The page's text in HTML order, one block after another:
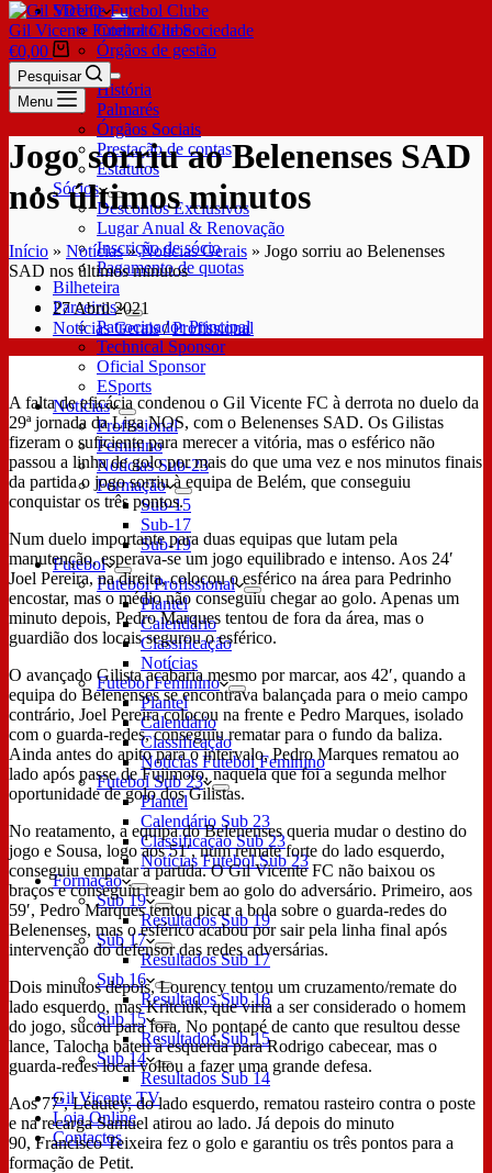
SDUQ
Contrato de Sociedade
Órgãos de gestão
Clube
História
Palmarés
Órgãos Sociais
Prestação de contas
Estatutos
Sócios
Descontos Exclusivos
Lugar Anual & Renovação
Inscrição de sócio
Pagamento de quotas
Bilheteira
Parceiros
Patrocinador Principal
Technical Sponsor
Oficial Sponsor
ESports
Notícias
Profissional
Feminino
Notícias Sub-23
Formação
Sub-15
Sub-17
Sub-19
Futebol
Futebol Profissional
Plantel
Calendário
Classificação
Notícias
Futebol Feminino
Plantel
Calendário
Classificação
Notícias Futebol Feminino
Futebol Sub 23
Plantel
Calendário Sub 23
Classificação Sub 23
Notícias Futebol Sub 23
Formação
Sub 19
Resultados Sub 19
Sub 17
Resultados Sub 17
Sub 16
Resultados Sub 16
Sub 15
Resultados Sub 15
Sub 14
Resultados Sub 14
Gil Vicente TV
Loja Online
Contactos
Gil Vicente Futebol Clube
€0,00
Pesquisar
Menu
Jogo sorriu ao Belenenses SAD
nos últimos minutos
Início » Notícias»Notícias Gerais » Jogo sorriu ao Belenenses
SAD nos últimos minutos
27 Abril 2021
Notícias Gerais/Profissional
A falta de eficácia condenou o Gil Vicente FC à derrota no duelo da
29ª jornada da Liga NOS, com o Belenenses SAD. Os Gilistas
fizeram o suficiente para merecer a vitória, mas o esférico não
passou a linha de golo por mais do que uma vez e nos minutos finais
da partida o jogo sorriu à equipa de Belém, que conseguiu
conquistar os três pontos.
Num duelo importante para duas equipas que lutam pela
manutenção, esperava-se um jogo equilibrado e intenso. Aos 24′
Joel Pereira, na direita, colocou o esférico na área para Pedrinho
encostar, mas o médio não conseguiu chegar ao golo. Apenas um
minuto depois, Pedro Marques tentou de fora da área, mas o
guardião dos locais segurou o esférico.
O avançado Gilista acabaria mesmo por marcar, aos 42′, quando a
equipa do Belenenses se encontrava balançada para o meio campo
contrário, Joel Pereira colocou na frente e Pedro Marques, isolado
com o guarda-redes, conseguiu rematar para o fundo da baliza.
Ainda antes do apito para o intervalo, Pedro Marques rematou ao
lado após passe de Fujimoto, naquela que foi a segunda melhor
oportunidade de golo dos Gilistas.
No reatamento, a equipa do Belenenses queria mudar o destino do
jogo e Sousa, logo aos 51′, num remate forte do lado esquerdo,
conseguiu empatar a partida. O Gil Vicente FC não baixou os
braços e conseguiu reagir bem ao golo do adversário. Primeiro, aos
59′, Pedro Marques tentou picar a bola sobre o guarda-redes do
Belenenses, mas o esférico acabou por sair pela linha final após
intervenção do defensor das redes adversárias.
Dois minutos depois, Lourency tentou um cruzamento/remate do
lado esquerdo, mas Kritciuk, que viria a ser considerado o homem
do jogo, sucou para fora. No pontapé de canto que resultou desse
lance, Talocha bateu à esquerda para Rodrigo cabecear, mas o
guarda-redes local voltou a fazer uma grande defesa.
Aos 77′, Léautey, do lado esquerdo, rematou rasteiro contra o poste
e na recarga Samuel atirou ao lado. Já depois do minuto
90, Francisco Teixeira fez o golo e garantiu os três pontos para a
formação de Petit.